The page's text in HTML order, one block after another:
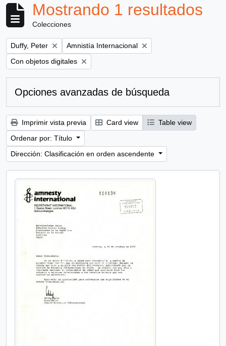
Mostrando 1 resultados
Colecciones
Remove filter:
Duffy, Peter Remove filter:
Amnistía Internacional
Remove filter:
Con objetos digitales
Opciones avanzadas de búsqueda
Imprimir vista previa Card view
Table view
Ordenar por: Título
Dirección: Clasificación en orden ascendente